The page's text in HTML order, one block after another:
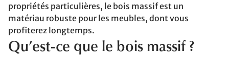
propriétés particulières, le bois massif est un
matériau robuste pour les meubles, dont vous
profiterez longtemps.
Qu’est-ce que le bois massif ?